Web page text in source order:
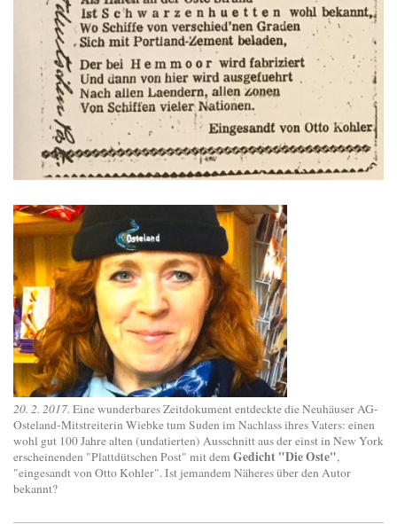
20. 2. 2017. Eine wunderbares Zeitdokument entdeckte die Neuhäuser AG-
Osteland-Mitstreiterin Wiebke tum Suden im Nachlass ihres Vaters: einen
wohl gut 100 Jahre alten (undatierten) Ausschnitt aus der einst in New York
erscheinenden "Plattdütschen Post" mit dem Gedicht "Die Oste",
"eingesandt von Otto Kohler". Ist jemandem Näheres über den Autor
bekannt?